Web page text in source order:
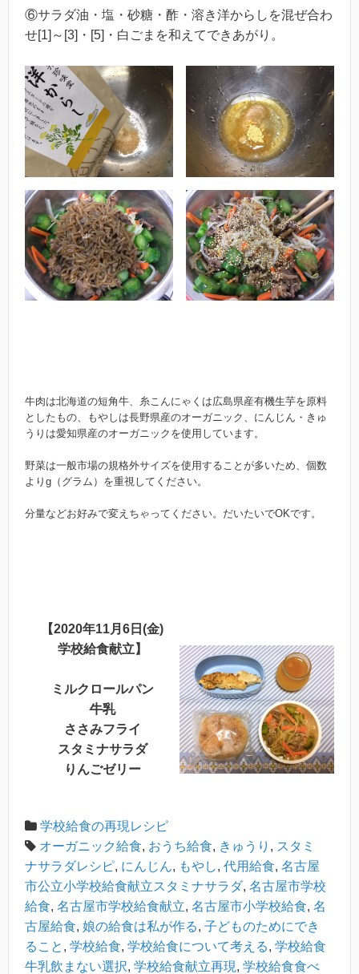
⑥サラダ油・塩・砂糖・酢・溶き洋からしを混ぜ合わ
せ[1]～[3]・[5]・白ごまを和えてできあがり。
牛肉は北海道の短角牛、糸こんにゃくは広島県産有機生芋を原料
としたもの、もやしは長野県産のオーガニック、にんじん・きゅ
うりは愛知県産のオーガニックを使用しています。
野菜は一般市場の規格外サイズを使用することが多いため、個数
よりg（グラム）を重視してください。
分量などお好みで変えちゃってください。だいたいでOKです。
【2020年11月6日(金)
学校給食献立】
ミルクロールパン
牛乳
ささみフライ
スタミナサラダ
りんごゼリー
学校給食の再現レシピ
オーガニック給食, おうち給食, きゅうり , スタミ
ナサラダレシピ, にんじん, もやし, 代用給食, 名古屋
市公立小学校給食献立スタミナサラダ, 名古屋市学校
給食, 名古屋市学校給食献立, 名古屋市小学校給食, 名
古屋給食, 娘の給食は私が作る, 子どものためにでき
ること , 学校給食, 学校給食について考える, 学校給食
牛乳飲まない選択, 学校給食献立再現, 学校給食食べ